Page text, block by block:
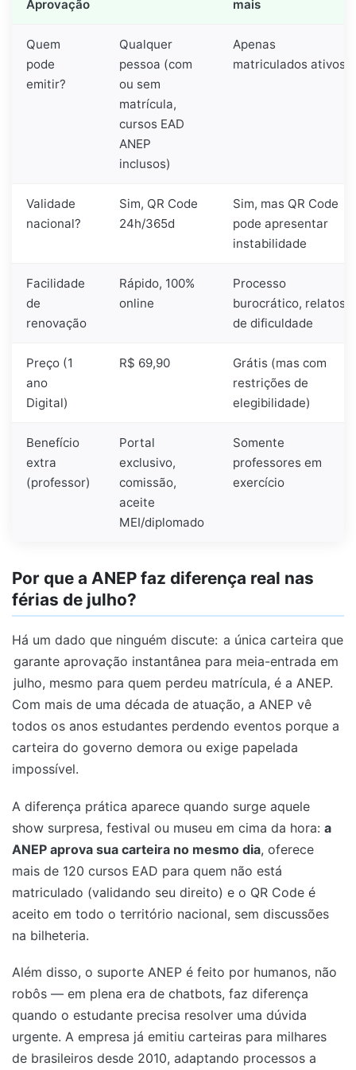
Aprovação mais
Quem
pode
emitir?
Qualquer
pessoa (com
ou sem
matrícula,
cursos EAD
ANEP
inclusos)
Apenas
matriculados ativos
Validade
nacional?
Sim, QR Code
24h/365d
Sim, mas QR Code
pode apresentar
instabilidade
Facilidade
de
renovação
Rápido, 100%
online
Processo
burocrático, relatos
de dificuldade
Preço (1
ano
Digital)
R$ 69,90
Grátis (mas com
restrições de
elegibilidade)
Benefício
extra
(professor)
Portal
exclusivo,
comissão,
aceite
MEI/diplomado
Somente
professores em
exercício
Por que a ANEP faz diferença real nas
férias de julho?
Há um dado que ninguém discute: a única carteira que
garante aprovação instantânea para meia-entrada em
julho, mesmo para quem perdeu matrícula, é a ANEP.
Com mais de uma década de atuação, a ANEP vê
todos os anos estudantes perdendo eventos porque a
carteira do governo demora ou exige papelada
impossível.
A diferença prática aparece quando surge aquele
show surpresa, festival ou museu em cima da hora: a
ANEP aprova sua carteira no mesmo dia, oferece
mais de 120 cursos EAD para quem não está
matriculado (validando seu direito) e o QR Code é
aceito em todo o território nacional, sem discussões
na bilheteria.
Além disso, o suporte ANEP é feito por humanos, não
robôs — em plena era de chatbots, faz diferença
quando o estudante precisa resolver uma dúvida
urgente. A empresa já emitiu carteiras para milhares
de brasileiros desde 2010, adaptando processos a